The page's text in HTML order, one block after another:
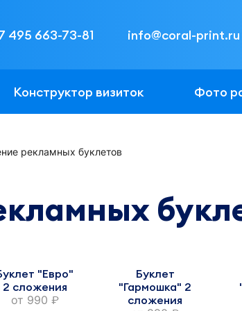
495 663-73-81 info@coral-print.ru
Конструктор визиток Фото
рекламных буклетов
"Евро"
2 сложения
от 990 руб.
Буклет
"Гармошка" 2
сложения